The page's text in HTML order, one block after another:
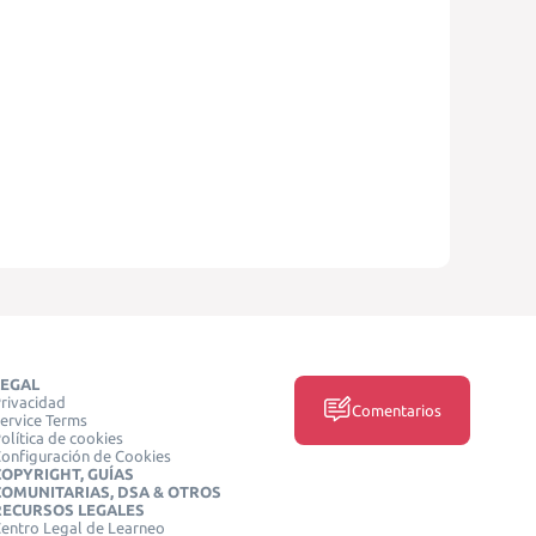
Terms
de cookies
de Cookies
GUÍAS
DSA & OTROS
LEGALES
Legal de Learneo
Comentarios